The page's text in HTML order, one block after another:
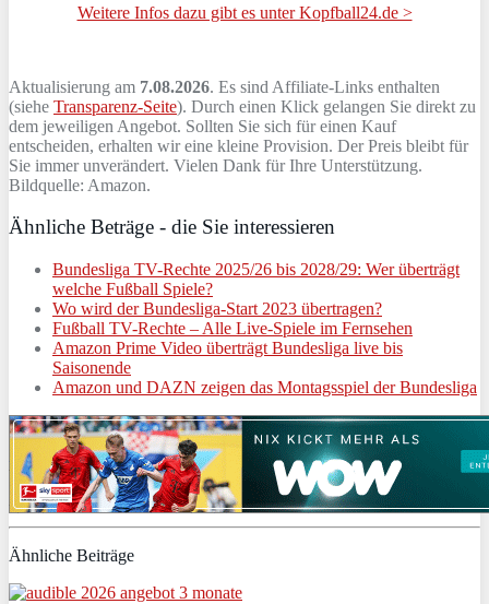
Weitere Infos dazu gibt es unter Kopfball24.de >
Aktualisierung am 7.08.2026. Es sind Affiliate-Links enthalten
(siehe Transparenz-Seite). Durch einen Klick gelangen Sie direkt zu
dem jeweiligen Angebot. Sollten Sie sich für einen Kauf
entscheiden, erhalten wir eine kleine Provision. Der Preis bleibt für
Sie immer unverändert. Vielen Dank für Ihre Unterstützung.
Bildquelle: Amazon.
Ähnliche Beträge - die Sie interessieren
Bundesliga TV-Rechte 2025/26 bis 2028/29: Wer überträgt
welche Fußball Spiele?
Wo wird der Bundesliga-Start 2023 übertragen?
Fußball TV-Rechte – Alle Live-Spiele im Fernsehen
Amazon Prime Video überträgt Bundesliga live bis
Saisonende
Amazon und DAZN zeigen das Montagsspiel der Bundesliga
Ähnliche Beiträge